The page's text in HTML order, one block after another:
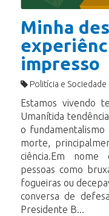
Minha
impresso
Politícia e Sociedade
Estamos vivendo
Umanítida
o fundamentalismo
morte,
ciência.Em nome
pessoas como
fogueiras ou
conversa de
Presidente B...